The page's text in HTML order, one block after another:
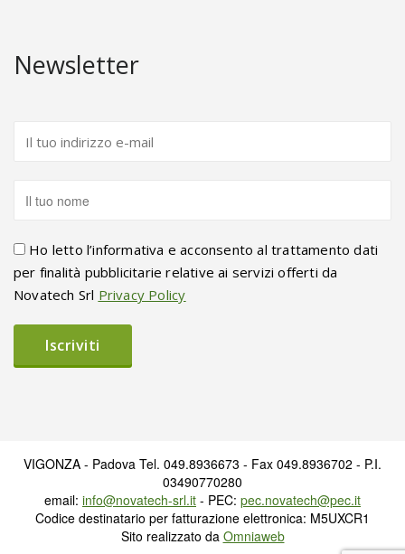
Newsletter
Ho letto l’informativa e acconsento al trattamento dati
per finalità pubblicitarie relative ai servizi offerti da
Novatech Srl Privacy Policy
VIGONZA - Padova Tel. 049.8936673 - Fax 049.8936702 - P.I.
03490770280
email: info@novatech-srl.it - PEC: pec.novatech@pec.it
Codice destinatario per fatturazione elettronica: M5UXCR1
Sito realizzato da Omniaweb